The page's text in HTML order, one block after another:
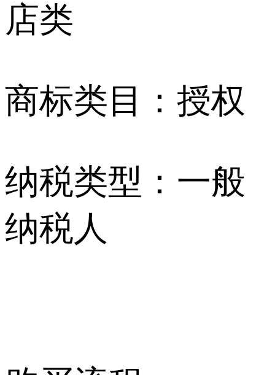
店类
商标类目： 授权
纳税类型： 一般
纳税人